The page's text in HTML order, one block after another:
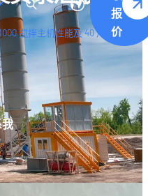
报
价
搅拌主机性能及 40 尺柜装箱方